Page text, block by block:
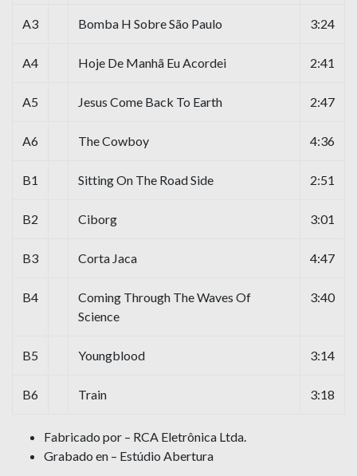
A3 Bomba H Sobre São Paulo 3:24
A4 Hoje De Manhã Eu Acordei 2:41
A5 Jesus Come Back To Earth 2:47
A6 The Cowboy 4:36
B1 Sitting On The Road Side 2:51
B2 Ciborg 3:01
B3 Corta Jaca 4:47
B4
Coming Through The Waves Of
Science
3:40
B5 Youngblood 3:14
B6 Train 3:18
Fabricado por – RCA Eletrônica Ltda.
Grabado en – Estúdio Abertura